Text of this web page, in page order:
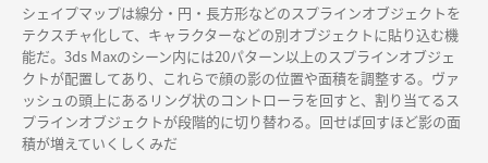
シェイプマップは線分・円・長方形などのスプラインオブジェクトを
テクスチャ化して、キャラクターなどの別オブジェクトに貼り込む機
能だ。3ds Maxのシーン内には20パターン以上のスプラインオブジェ
クトが配置してあり、これらで顔の影の位置や面積を調整する。ヴァ
ッシュの頭上にあるリング状のコントローラを回すと、割り当てるス
プラインオブジェクトが段階的に切り替わる。回せば回すほど影の面
積が増えていくしくみだ